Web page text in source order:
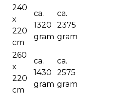
240
x
220
cm
ca.
1320
gram
ca.
2375
gram
260
x
220
cm
ca.
1430
gram
ca.
2575
gram